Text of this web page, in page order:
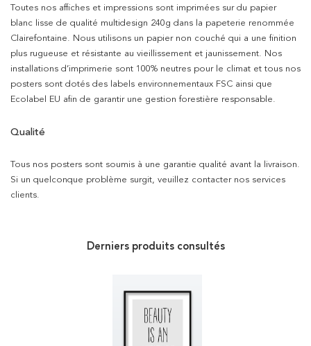
Toutes nos affiches et impressions sont imprimées sur du papier
blanc lisse de qualité multidesign 240g dans la papeterie renommée
Clairefontaine. Nous utilisons un papier non couché qui a une finition
plus rugueuse et résistante au vieillissement et jaunissement. Nos
installations d’imprimerie sont 100% neutres pour le climat et tous nos
posters sont dotés des labels environnementaux FSC ainsi que
Ecolabel EU afin de garantir une gestion forestière responsable.
Qualité
Tous nos posters sont soumis à une garantie qualité avant la livraison.
Si un quelconque problème surgit, veuillez contacter nos services
clients.
Derniers produits consultés